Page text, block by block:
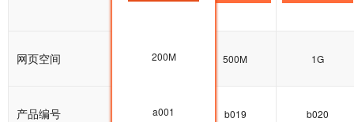
网页空间 200M 500M 1G
产品编号 a001 b019 b020
200M
a001